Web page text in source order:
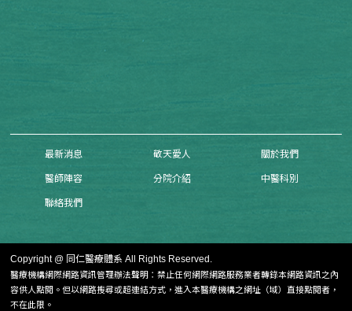
最新消息 敬天愛人 關於我們
醫師陣容 分院介紹 中醫科別
聯絡我們
Copyright @ 同仁醫療體系 All Rights Reserved.
醫療機構網際網路資訊管理辦法聲明：禁止任何網際網路服務業者轉錄本網路資訊之內
容供人點閱。但以網路搜尋或超連結方式，進入本醫療機構之網址（域）直接點閱者，
不在此限。